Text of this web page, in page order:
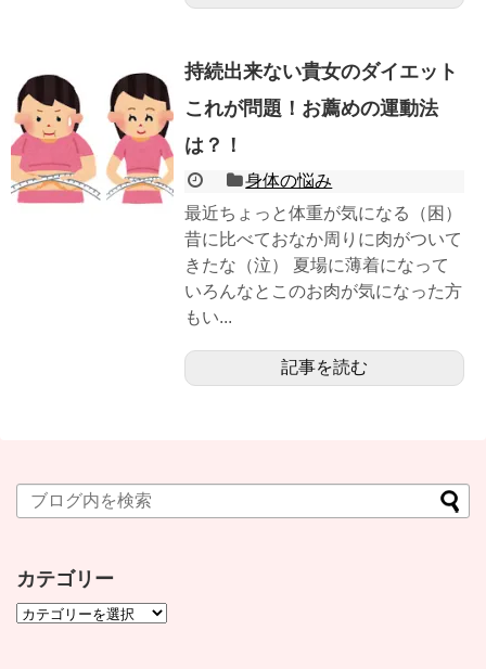
持続出来ない貴女のダイエット
これが問題！お薦めの運動法
は？！
身体の悩み
最近ちょっと体重が気になる（困）
昔に比べておなか周りに肉がついて
きたな（泣） 夏場に薄着になって
いろんなとこのお肉が気になった方
もい...
記事を読む
カテゴリー